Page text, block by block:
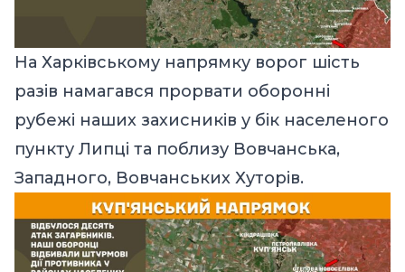
На Харківському напрямку ворог шість
разів намагався прорвати оборонні
рубежі наших захисників у бік населеного
пункту Липці та поблизу Вовчанська,
Западного, Вовчанських Хуторів.